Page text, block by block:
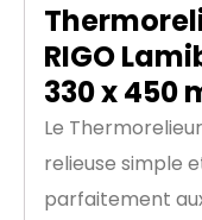
RIGO
330 x 450
Le
relieuse simple
parfaitement